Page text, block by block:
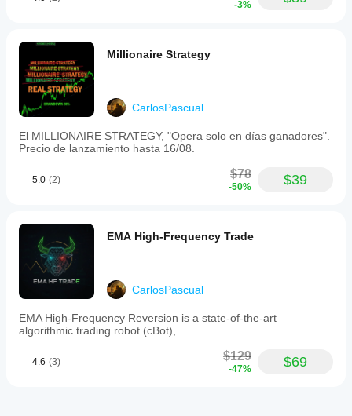
-3%
Millionaire Strategy
CarlosPascual
El MILLIONAIRE STRATEGY, "Opera solo en días ganadores".
Precio de lanzamiento hasta 16/08.
5.0 (2) $78
-50% $39
EMA High-Frequency Trade
CarlosPascual
EMA High-Frequency Reversion is a state-of-the-art
algorithmic trading robot (cBot),
4.6 (3) $129
-47% $69